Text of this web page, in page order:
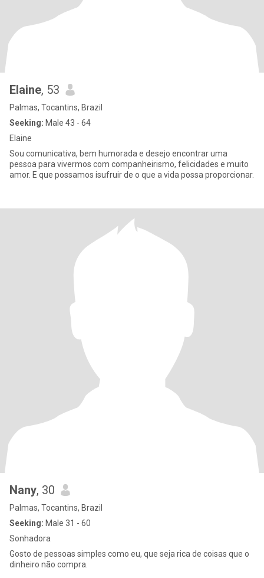
Elaine, 53
Palmas, Tocantins, Brazil
Seeking: Male 43 - 64
Elaine
Sou comunicativa, bem humorada e desejo encontrar uma
pessoa para vivermos com companheirismo, felicidades e muito
amor. E que possamos isufruir de o que a vida possa proporcionar.
Nany, 30
Palmas, Tocantins, Brazil
Seeking: Male 31 - 60
Sonhadora
Gosto de pessoas simples como eu, que seja rica de coisas que o
dinheiro não compra.